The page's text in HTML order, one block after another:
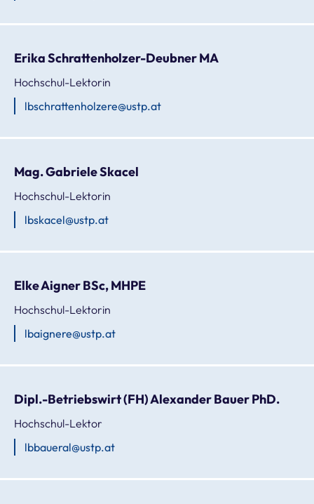
Erika Schrattenholzer-Deubner MA
Hochschul-Lektorin
lbschrattenholzere@ustp.at
Mag. Gabriele Skacel
Hochschul-Lektorin
lbskacel@ustp.at
Elke Aigner BSc, MHPE
Hochschul-Lektorin
lbaignere@ustp.at
Dipl.-Betriebswirt (FH) Alexander Bauer PhD.
Hochschul-Lektor
lbbaueral@ustp.at